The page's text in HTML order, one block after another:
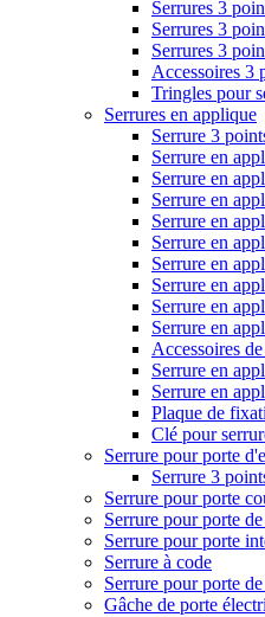
Serrures 3
Serrures 3
Serrures 3
Accessoires 3
Tringles pour
Serrures en applique
Serrure 3
Serrure en
Serrure en
Serrure en
Serrure en
Serrure en
Serrure en
Serrure en
Serrure en
Serrure en
Accessoires
Serrure en
Serrure en
Plaque de
Clé pour
Serrure pour porte
Serrure 3
Serrure pour porte
Serrure pour porte
Serrure pour porte
Serrure à code
Serrure pour porte
Gâche de porte